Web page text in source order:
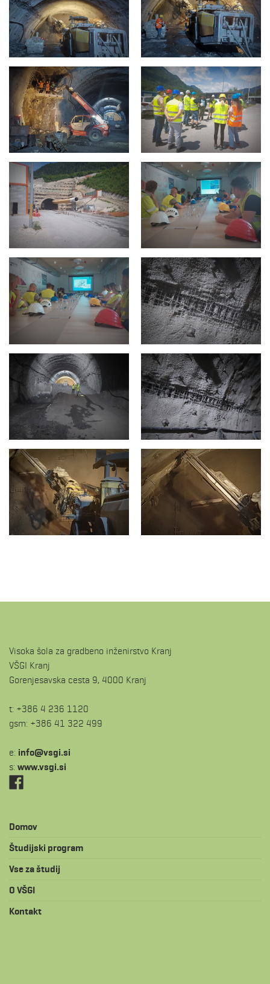
Visoka šola za gradbeno inženirstvo Kranj
VŠGI Kranj
Gorenjesavska cesta 9, 4000 Kranj
t: +386 4 236 1120
gsm: +386 41 322 499
e: is.igsv@ofni
s: www.vsgi.si
Domov
Študijski program
Vse za študij
O VŠGI
Kontakt